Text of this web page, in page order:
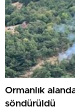
Ormanlık
söndürüldü